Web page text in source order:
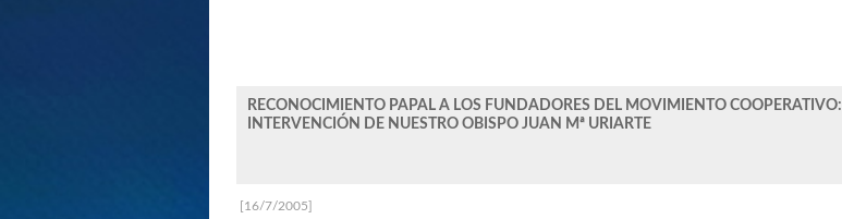
RECONOCIMIENTO PAPAL A LOS FUNDADORES DEL MOVIMIENTO COOPERATIVO:
INTERVENCIÓN DE NUESTRO OBISPO JUAN Mª URIARTE
[16/7/2005]